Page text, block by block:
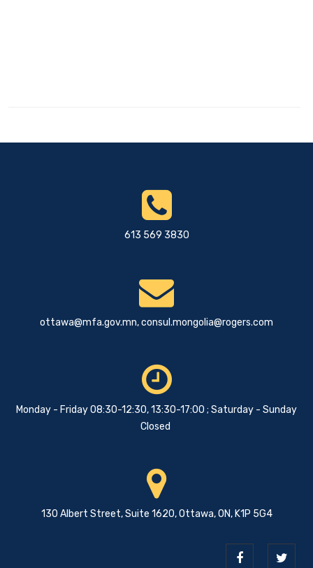
613 569 3830
ottawa@mfa.gov.mn,consul.mongolia@rogers.com
Monday - Friday 08:30-12:30, 13:30-17:00 ; Saturday - Sunday
Closed
130 Albert Street, Suite 1620, Ottawa, ON, K1P 5G4